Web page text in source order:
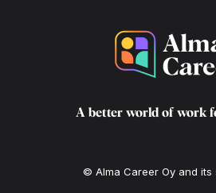
A better world of work
© Alma Career Oy and its